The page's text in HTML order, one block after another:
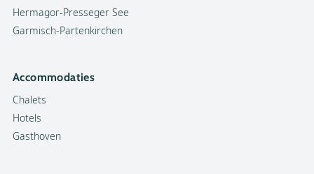
Hermagor-Presseger See
Garmisch-Partenkirchen
Accommodaties
Chalets
Hotels
Gasthoven